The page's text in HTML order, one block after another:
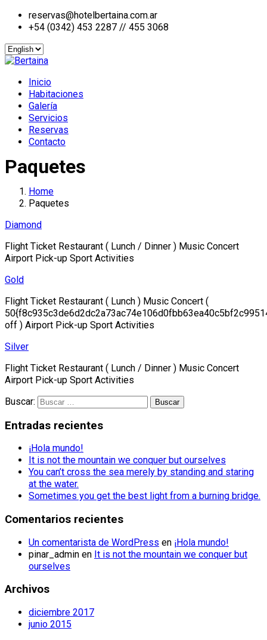
reservas@hotelbertaina.com.ar
+54 (0342) 453 2287 // 455 3068
Inicio
Habitaciones
Galería
Servicios
Reservas
Contacto
Paquetes
Home
Paquetes
Diamond
Flight Ticket Restaurant ( Lunch / Dinner ) Music Concert
Airport Pick-up Sport Activities
Gold
Flight Ticket Restaurant ( Lunch ) Music Concert (
off ) Airport Pick-up Sport Activities
Silver
Flight Ticket Restaurant ( Lunch / Dinner ) Music Concert
Airport Pick-up Sport Activities
Buscar:
Entradas recientes
¡Hola mundo!
It is not the mountain we conquer but ourselves
You can’t cross the sea merely by standing and staring
at the water.
Sometimes you get the best light from a burning bridge.
Comentarios recientes
Un comentarista de WordPress en ¡Hola mundo!
pinar_admin en It is not the mountain we conquer but
ourselves
Archivos
diciembre 2017
junio 2015